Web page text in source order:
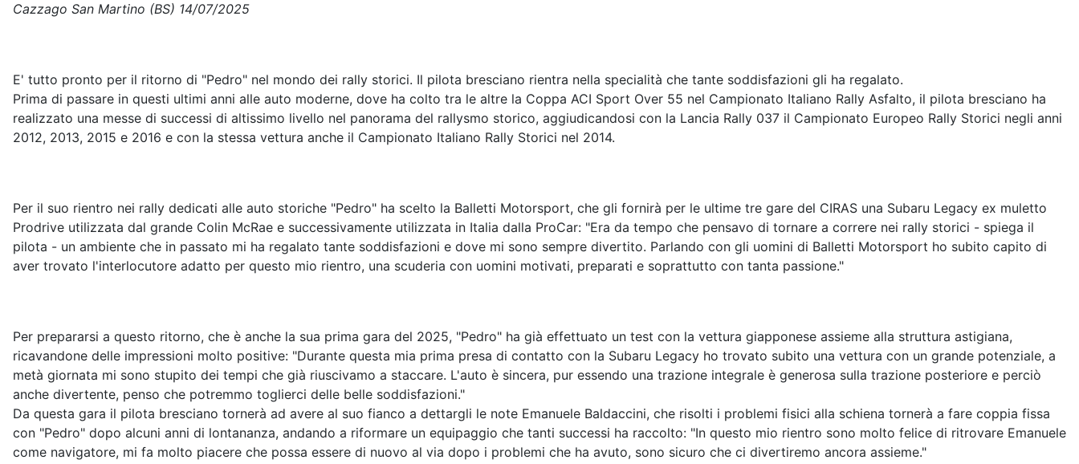
Cazzago San Martino (BS) 14/07/2025
E' tutto pronto per il ritorno di "Pedro" nel mondo dei rally storici. Il pilota bresciano rientra nella specialità che tante soddisfazioni gli ha regalato.
Prima di passare in questi ultimi anni alle auto moderne, dove ha colto tra le altre la Coppa ACI Sport Over 55 nel Campionato Italiano Rally Asfalto, il pilota bresciano ha
realizzato una messe di successi di altissimo livello nel panorama del rallysmo storico, aggiudicandosi con la Lancia Rally 037 il Campionato Europeo Rally Storici negli anni
2012, 2013, 2015 e 2016 e con la stessa vettura anche il Campionato Italiano Rally Storici nel 2014.
Per il suo rientro nei rally dedicati alle auto storiche "Pedro" ha scelto la Balletti Motorsport, che gli fornirà per le ultime tre gare del CIRAS una Subaru Legacy ex muletto
Prodrive utilizzata dal grande Colin McRae e successivamente utilizzata in Italia dalla ProCar: "Era da tempo che pensavo di tornare a correre nei rally storici - spiega il
pilota - un ambiente che in passato mi ha regalato tante soddisfazioni e dove mi sono sempre divertito. Parlando con gli uomini di Balletti Motorsport ho subito capito di
aver trovato l'interlocutore adatto per questo mio rientro, una scuderia con uomini motivati, preparati e soprattutto con tanta passione."
Per prepararsi a questo ritorno, che è anche la sua prima gara del 2025, "Pedro" ha già effettuato un test con la vettura giapponese assieme alla struttura astigiana,
ricavandone delle impressioni molto positive: "Durante questa mia prima presa di contatto con la Subaru Legacy ho trovato subito una vettura con un grande potenziale, a
metà giornata mi sono stupito dei tempi che già riuscivamo a staccare. L'auto è sincera, pur essendo una trazione integrale è generosa sulla trazione posteriore e perciò
anche divertente, penso che potremmo toglierci delle belle soddisfazioni."
Da questa gara il pilota bresciano tornerà ad avere al suo fianco a dettargli le note Emanuele Baldaccini, che risolti i problemi fisici alla schiena tornerà a fare coppia fissa
con "Pedro" dopo alcuni anni di lontananza, andando a riformare un equipaggio che tanti successi ha raccolto: "In questo mio rientro sono molto felice di ritrovare Emanuele
come navigatore, mi fa molto piacere che possa essere di nuovo al via dopo i problemi che ha avuto, sono sicuro che ci divertiremo ancora assieme."